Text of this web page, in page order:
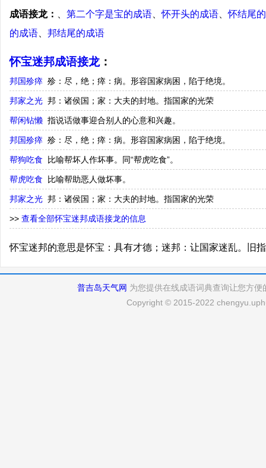
成语接龙： 第二个字是宝的成语 、怀开头的成语 、怀结尾
的成语
邦结尾的成语
怀宝迷邦成语接龙：
邦国殄瘁 殄：尽，绝；瘁：病。形容国家病困，陷于绝境。
邦家之光 邦：诸侯国；家：大夫的封地。指国家的光荣
帮闲钻懒 指说话做事迎合别人的心意和兴趣。
邦国殄瘁 殄：尽，绝；瘁：病。形容国家病困，陷于绝境。
帮狗吃食 比喻帮坏人作坏事。同“帮虎吃食”。
帮虎吃食 比喻帮助恶人做坏事。
邦家之光 邦：诸侯国；家：大夫的封地。指国家的光荣
>> 查看全部怀宝迷邦成语接龙的信息
怀宝迷邦的意思是怀宝：具有才德；迷邦：让国家迷乱。旧
普吉岛天气网 为您提供在线成语词典查询让您方
Copyright © 2015-2022